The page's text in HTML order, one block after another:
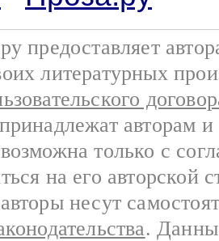
предоставляет
литературных
авторам
только с
на его авторской
несут
.